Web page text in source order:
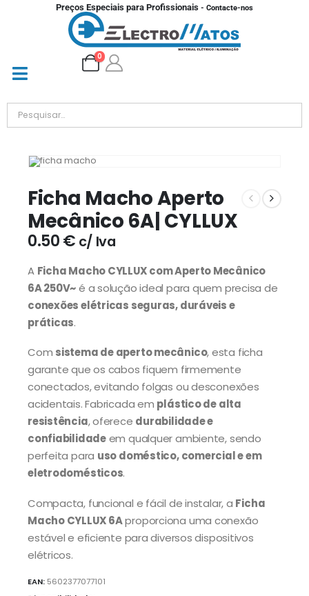
Preços Especiais para Profissionais - Contacte-nos
0
Ficha Macho Aperto
Mecânico 6A| CYLLUX
0.50€ c/ Iva
A Ficha Macho CYLLUX com Aperto Mecânico
6A 250V~é a solução ideal para quem precisa de
conexões elétricas seguras, duráveis e
práticas.
Com sistema de aperto mecânico, esta ficha
garante que os cabos fiquem firmemente
conectados, evitando folgas ou desconexões
acidentais. Fabricada em plástico de alta
resistência, oferece durabilidade e
confiabilidadeem qualquer ambiente, sendo
perfeita para uso doméstico, comercial e em
eletrodomésticos.
Compacta, funcional e fácil de instalar, a Ficha
Macho CYLLUX 6Aproporciona uma conexão
estável e eficiente para diversos dispositivos
elétricos.
EAN: 5602377077101